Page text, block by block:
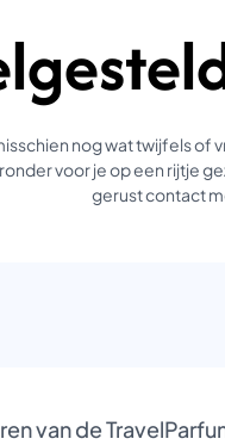
nog wat twijfels of
voor je op een rijtje
gerust contact
van de